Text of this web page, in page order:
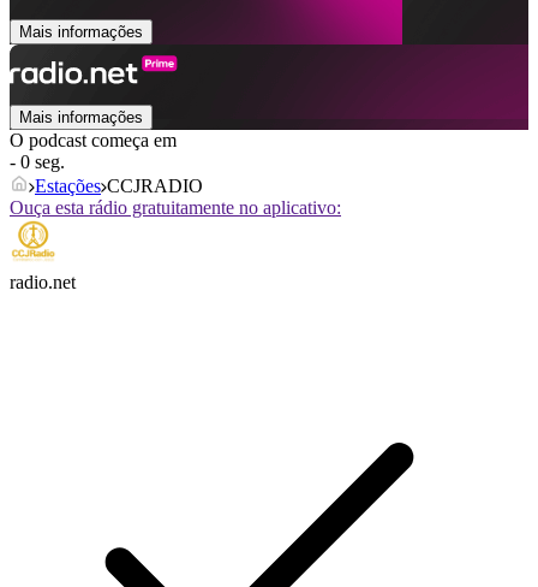
Mais informações
Mais informações
O podcast começa em
- 0 seg.
Estações CCJRADIO
Ouça esta rádio gratuitamente no aplicativo:
radio.net